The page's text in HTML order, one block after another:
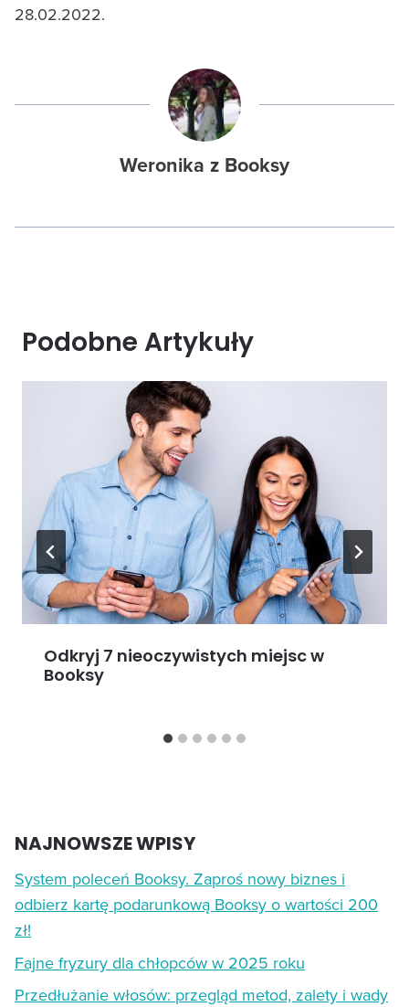
28.02.2022.
Weronika z Booksy
Podobne Artykuły
Odkryj 7 nieoczywistych miejsc w
Booksy
NAJNOWSZE WPISY
System poleceń Booksy. Zaproś nowy biznes i
odbierz kartę podarunkową Booksy o wartości 200
zł!
Fajne fryzury dla chłopców w 2025 roku
Przedłużanie włosów: przegląd metod, zalety i wady